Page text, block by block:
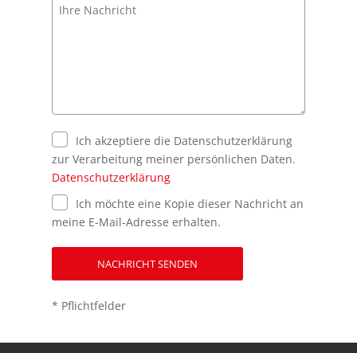
Ich akzeptiere die Datenschutzerklärung
zur Verarbeitung meiner persönlichen Daten.
Datenschutzerklärung
Ich möchte eine Kopie dieser Nachricht an
meine E-Mail-Adresse erhalten.
NACHRICHT SENDEN
* Pflichtfelder